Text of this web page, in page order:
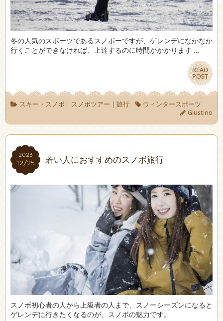
冬の人気のスポーツであるスノボーですが、ゲレンデになかなか
行くことができなければ、上達するのに時間がかかります …
READ
POST
READ
POST
スキー・スノボ | スノボツアー | 旅行
ウィンタースポーツ
Giustino
2023
12/25
2023
12/25 若い人におすすめのスノボ旅行
スノボ初心者の人から上級者の人まで、スノーシーズンになると
ゲレンデに行きたくなるのが、スノボの魅力です。